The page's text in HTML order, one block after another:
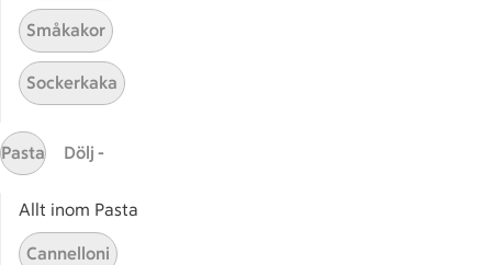
Här hittar du alla goda recept du har sparat och
Småkakor
Sockerkaka
Pasta Dölj -
Allt inom Pasta
Cannelloni